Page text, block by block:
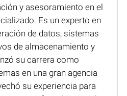
y asesoramiento en el
Es un experto en
de datos, sistemas
de almacenamiento y
su carrera como
en una gran agencia
su experiencia para